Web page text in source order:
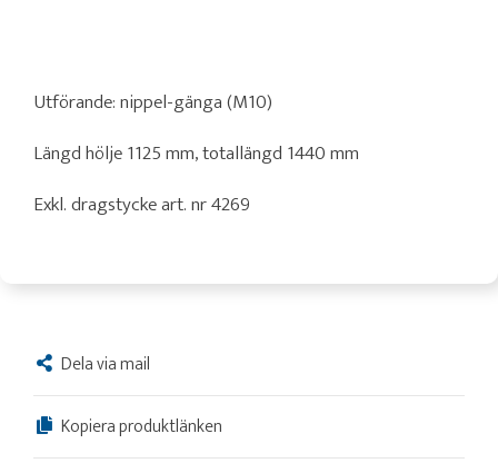
Utförande: nippel-gänga (M10)
Längd hölje 1125 mm, totallängd 1440 mm
Exkl. dragstycke art. nr 4269
Dela via mail
Kopiera produktlänken